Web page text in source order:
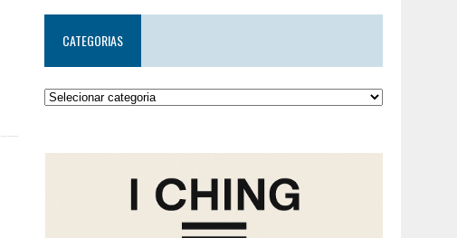
CATEGORIAS